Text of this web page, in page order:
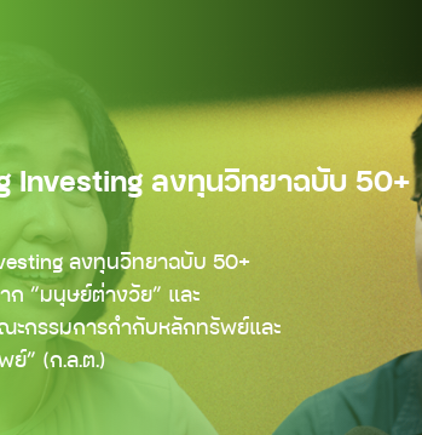
Investing ลงทุนวิทยาฉบับ 50+
ลงทุนวิทยาฉบับ 50+
ก “มนุษย์ต่างวัย” และ
ะกรรมการกำกับหลักทรัพย์และ
ย์” (ก.ล.ต.)